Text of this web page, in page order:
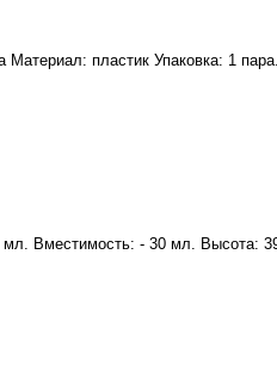
пластик Упаковка: 1 пара.
мл. Вместимость: - 30 мл. Высота: